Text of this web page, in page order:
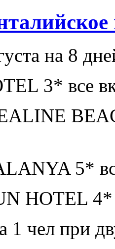
на 8
3* все
5*
HOTEL 4*
1 чел при